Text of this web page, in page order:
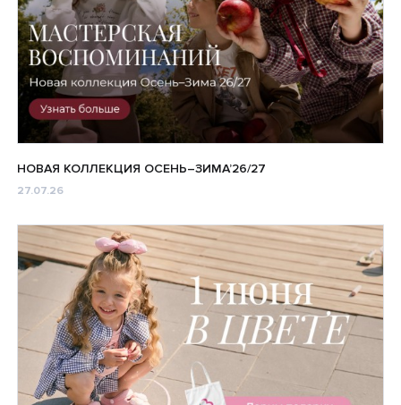
27.07.26
НОВАЯ КОЛЛЕКЦИЯ ОСЕНЬ–ЗИМА’26/27